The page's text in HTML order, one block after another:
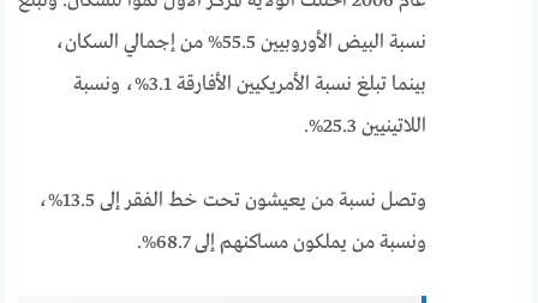
نسبة البيض الأوروبيين 55.5% من إجمالي السكان،
بينما تبلغ نسبة الأمريكيين الأفارقة 3.1%، ونسبة
اللاتينيين 25.3%.
وتصل نسبة من يعيشون تحت خط الفقر إلى 13.5%،
ونسبة من يملكون مساكنهم إلى 68.7%.